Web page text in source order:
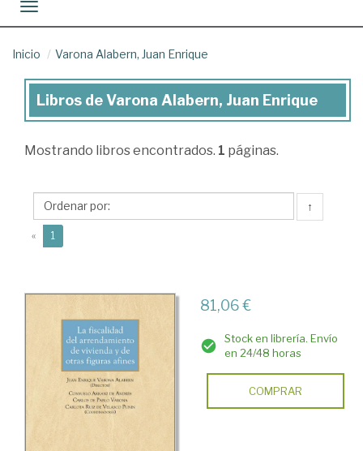
Toggle navigation
Inicio Varona Alabern, Juan Enrique
Libros
Varona
Juan
Enrique
Libros de Varona Alabern, Juan Enrique
Mostrando libros encontrados. 1 páginas.
↑
« 1
81,06 €
Stock en librería. Envío
en 24/48 horas
COMPRAR